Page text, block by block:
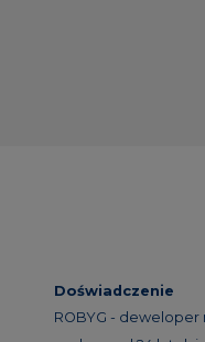
Doświadczenie
ROBYG - deweloper